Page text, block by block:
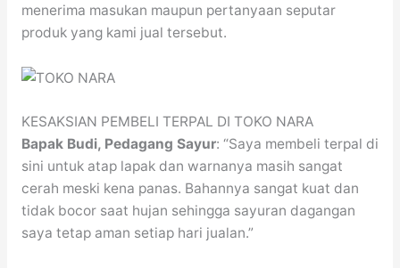
menerima masukan maupun pertanyaan seputar
produk yang kami jual tersebut.
KESAKSIAN PEMBELI TERPAL DI TOKO NARA
Bapak Budi, Pedagang Sayur: “Saya membeli terpal di
sini untuk atap lapak dan warnanya masih sangat
cerah meski kena panas. Bahannya sangat kuat dan
tidak bocor saat hujan sehingga sayuran dagangan
saya tetap aman setiap hari jualan.”